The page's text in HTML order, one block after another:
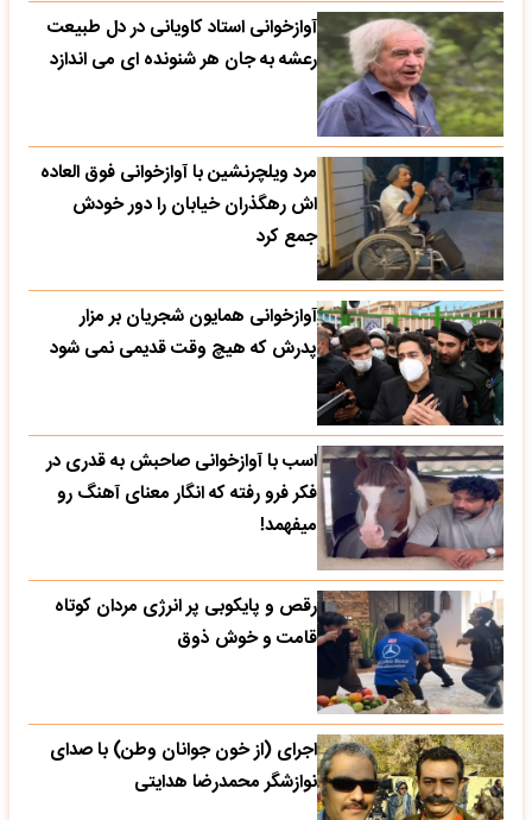
آوازخوانی استاد کاویانی در دل طبیعت
رعشه به جان هر شنونده ای می اندازد
مرد ویلچرنشین با آوازخوانی فوق العاده
اش رهگذران خیابان را دور خودش
جمع کرد
آوازخوانی همایون شجریان بر مزار
پدرش که هیچ وقت قدیمی نمی شود
اسب با آوازخوانی صاحبش به قدری در
فکر فرو رفته که انگار معنای آهنگ رو
میفهمد!
رقص و پایکوبی پر انرژی مردان کوتاه
قامت و خوش ذوق
اجرای (از خون جوانان وطن) با صدای
نوازشگر محمدرضا هدایتی